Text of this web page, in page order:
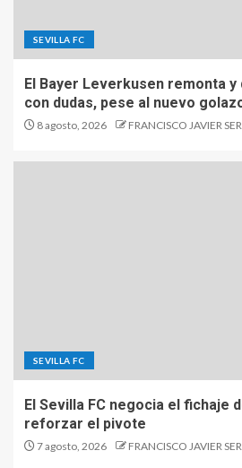
SEVILLA FC
El Bayer Leverkusen remonta y
con dudas, pese al nuevo
8 agosto, 2026 FRANCISCO JAVIER
SEVILLA FC
El Sevilla FC negocia el fichaje
reforzar el pivote
7 agosto, 2026 FRANCISCO JAVIER